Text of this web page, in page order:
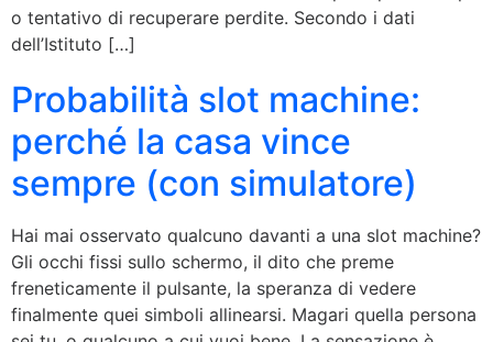
o tentativo di recuperare perdite. Secondo i dati
dell’Istituto […]
Probabilità slot machine:
perché la casa vince
sempre (con simulatore)
Hai mai osservato qualcuno davanti a una slot machine?
Gli occhi fissi sullo schermo, il dito che preme
freneticamente il pulsante, la speranza di vedere
finalmente quei simboli allinearsi. Magari quella persona